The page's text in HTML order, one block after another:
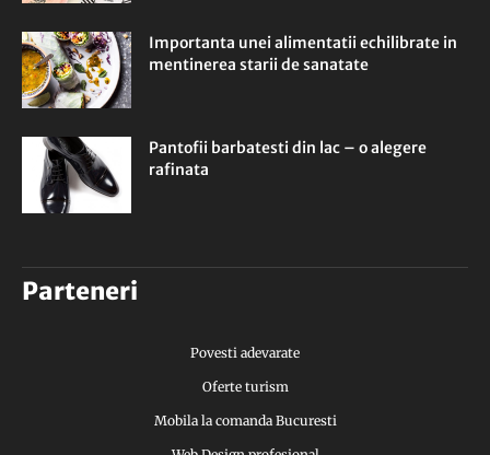
Importanta unei alimentatii echilibrate in
mentinerea starii de sanatate
Pantofii barbatesti din lac – o alegere
rafinata
Parteneri
Povesti adevarate
Oferte turism
Mobila la comanda Bucuresti